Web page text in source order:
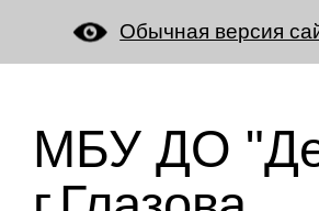
Обычная версия
МБУ ДО